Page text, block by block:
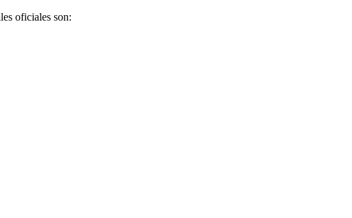
oficiales son: